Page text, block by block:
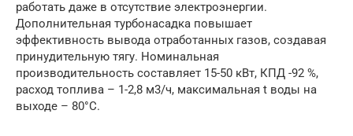
работать даже в отсутствие электроэнергии.
Дополнительная турбонасадка повышает
эффективность вывода отработанных газов, создавая
принудительную тягу. Номинальная
производительность составляет 15-50 кВт, КПД -92 %,
расход топлива – 1-2,8 м3/ч, максимальная t воды на
выходе – 80°C.